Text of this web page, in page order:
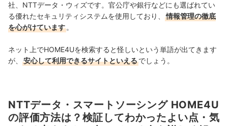
社、NTTデータ・ウィズです。官公庁や銀行などにも選ばれてい
る優れたセキュリティシステムを使用しており、
情報管理の徹底
を心がけています 。
ネット上でHOME4Uを検索すると怪しいという単語が出てきます
が、
安心して利用できるサイトといえるでしょう。
NTTデータ・スマートソーシング HOME4U
の評価方法は？検証してわかったよい点・気